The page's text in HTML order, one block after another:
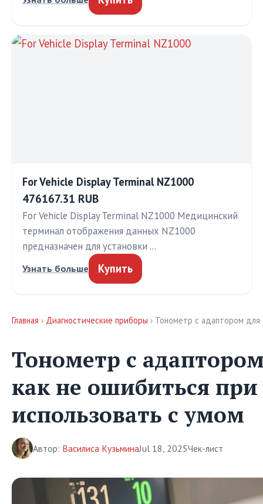
For Vehicle Display Terminal NZ1000
476167.31 RUB
For Vehicle Display Terminal NZ1000 Медицинский
терминал отображения данных NZ1000
предназначен для установки …
Узнать больше Купить
Главная › Диагностические приборы › Тонометр с адаптором
Тонометр с
как не ошибиться
использовать с умом
Автор: Василиса КузьминаJul 18, 2025Чек-лист